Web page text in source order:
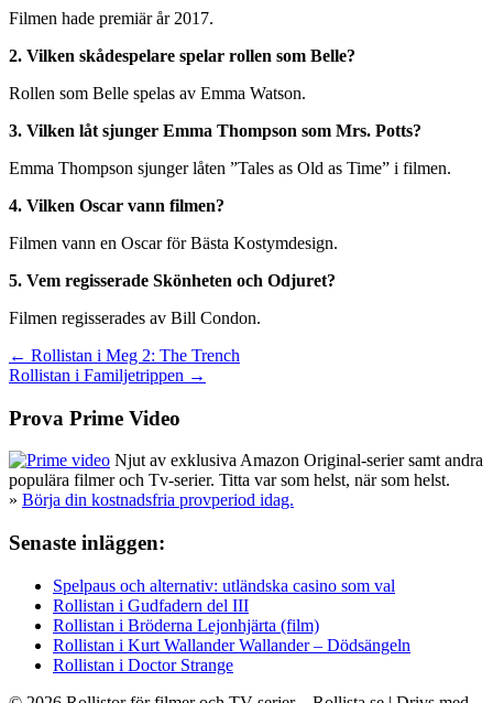
Filmen hade premiär år 2017.
2. Vilken skådespelare spelar rollen som Belle?
Rollen som Belle spelas av Emma Watson.
3. Vilken låt sjunger Emma Thompson som Mrs. Potts?
Emma Thompson sjunger låten ”Tales as Old as Time” i filmen.
4. Vilken Oscar vann filmen?
Filmen vann en Oscar för Bästa Kostymdesign.
5. Vem regisserade Skönheten och Odjuret?
Filmen regisserades av Bill Condon.
Inläggsnavigering
← Rollistan i Meg 2: The Trench
Rollistan i Familjetrippen →
Prova Prime Video
Njut av exklusiva Amazon Original-serier samt andra
populära filmer och Tv-serier. Titta var som helst, när som helst.
» Börja din kostnadsfria provperiod idag.
Senaste inläggen:
Spelpaus och alternativ: utländska casino som val
Rollistan i Gudfadern del III
Rollistan i Bröderna Lejonhjärta (film)
Rollistan i Kurt Wallander Wallander – Dödsängeln
Rollistan i Doctor Strange